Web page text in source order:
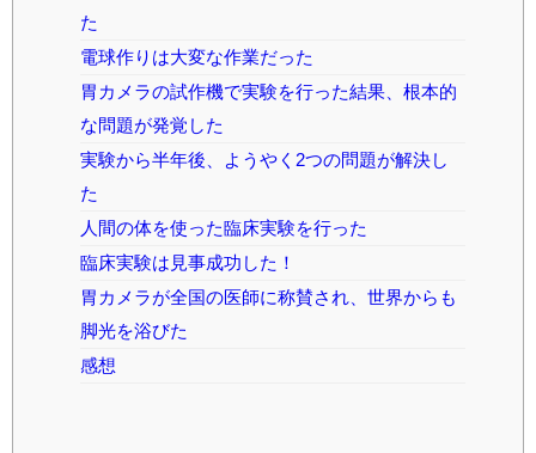
た
電球作りは大変な作業だった
胃カメラの試作機で実験を行った結果、根本的
な問題が発覚した
実験から半年後、ようやく2つの問題が解決し
た
人間の体を使った臨床実験を行った
臨床実験は見事成功した！
胃カメラが全国の医師に称賛され、世界からも
脚光を浴びた
感想